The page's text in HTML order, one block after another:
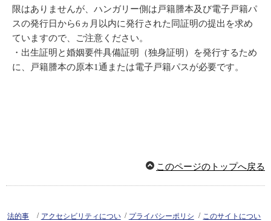
限はありませんが、ハンガリー側は戸籍謄本及び電子戸籍パ
スの発行日から6ヵ月以内に発行された同証明の提出を求め
ていますので、ご注意ください。
・出生証明と婚姻要件具備証明（独身証明）を発行するため
に、戸籍謄本の原本1通または電子戸籍パスが必要です。
このページのトップへ戻る
法的事 / アクセシビリティについ / プライバシーポリシ / このサイトについ